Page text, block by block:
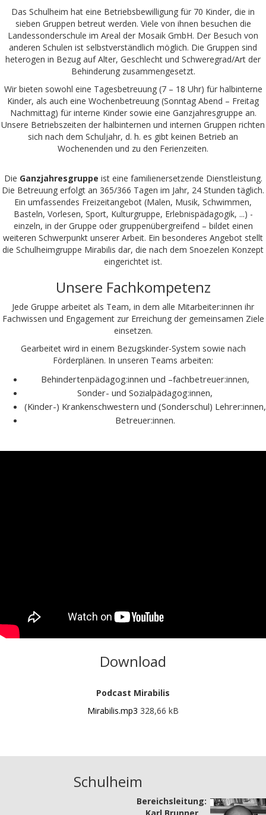
Das Schulheim hat eine Betriebsbewilligung für 70 Kinder, die in
sieben Gruppen betreut werden. Viele von ihnen besuchen die
Landessonderschule im Areal der Mosaik GmbH. Der Besuch von
anderen Schulen ist selbstverständlich möglich. Die Gruppen sind
heterogen in Bezug auf Alter, Geschlecht und Schweregrad/Art der
Behinderung zusammengesetzt.
Wir bieten sowohl eine Tagesbetreuung (7 – 18 Uhr) für halbinterne
Kinder, als auch eine Wochenbetreuung (Sonntag Abend – Freitag
Nachmittag) für interne Kinder sowie eine Ganzjahresgruppe an.
Unsere Betriebszeiten der halbinternen und internen Gruppen richten
sich nach dem Schuljahr, d. h. es gibt keinen Betrieb an
Wochenenden und zu den Ferienzeiten.
Die Ganzjahresgruppe ist eine familienersetzende Dienstleistung.
Die Betreuung erfolgt an 365/366 Tagen im Jahr, 24 Stunden täglich.
Ein umfassendes Freizeitangebot (Malen, Musik, Schwimmen,
Basteln, Vorlesen, Sport, Kulturgruppe, Erlebnispädagogik, ...) -
einzeln, in der Gruppe oder gruppenübergreifend – bildet einen
weiteren Schwerpunkt unserer Arbeit. Ein besonderes Angebot stellt
die Schulheimgruppe Mirabilis dar, die nach dem Snoezelen Konzept
eingerichtet ist.
Unsere Fachkompetenz
Jede Gruppe arbeitet als Team, in dem alle Mitarbeiter:innen ihr
Fachwissen und Engagement zur Erreichung der gemeinsamen Ziele
einsetzen.
Gearbeitet wird in einem Bezugskinder-System sowie nach
Förderplänen. In unseren Teams arbeiten:
Behindertenpädagog:innen und –fachbetreuer:innen,
Sonder- und Sozialpädagog:innen,
(Kinder-) Krankenschwestern und (Sonderschul) Lehrer:innen,
Betreuer:innen.
Download
Podcast Mirabilis
Mirabilis.mp3 328,66 kB
Schulheim
Bereichsleitung:
Karl Brunner